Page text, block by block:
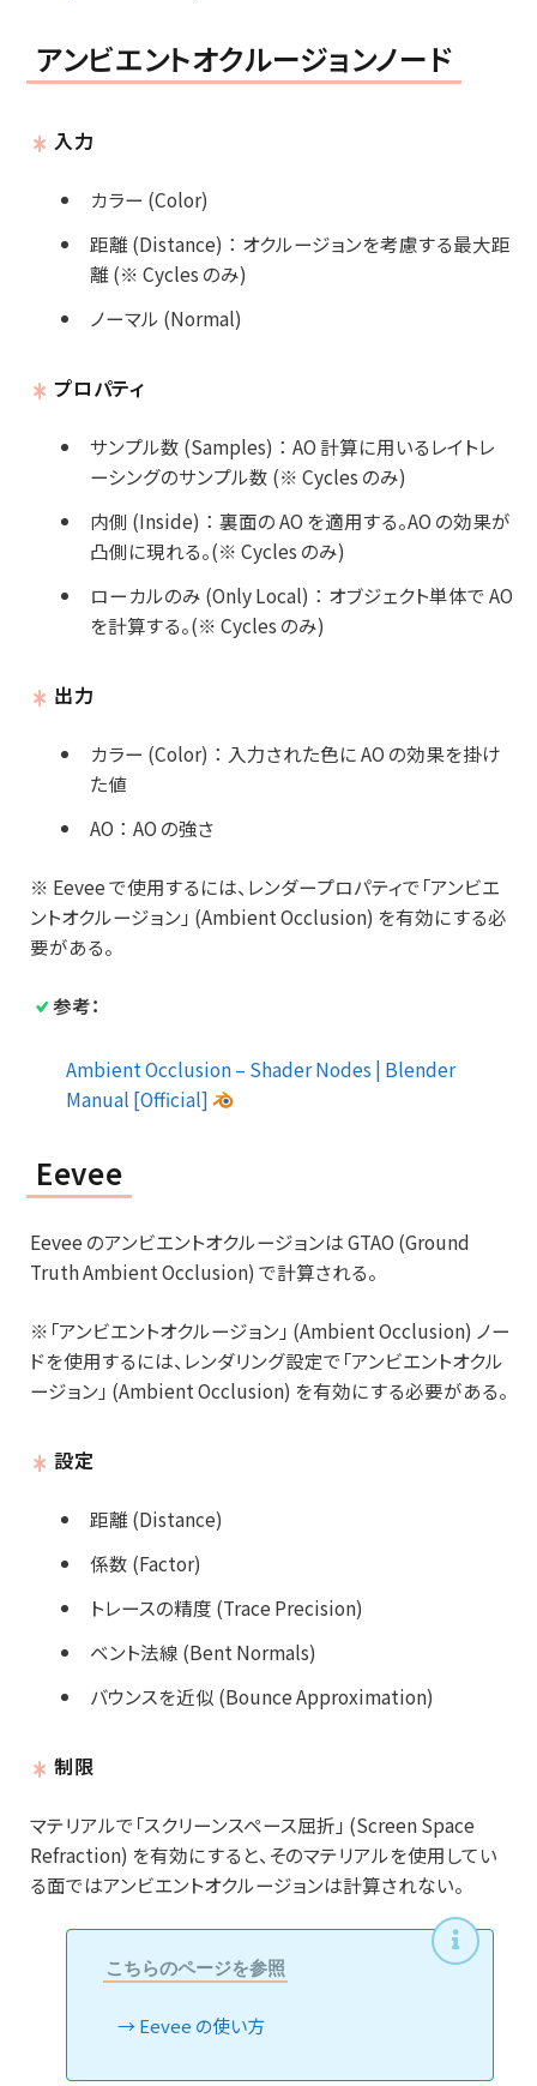
アンビエントオクルージョンノード
入力
カラー (Color)
距離 (Distance) ： オクルージョンを考慮する最大距
離 (※ Cycles のみ)
ノーマル (Normal)
プロパティ
サンプル数 (Samples) ： AO 計算に用いるレイトレ
ーシングのサンプル数 (※ Cycles のみ)
内側 (Inside) ： 裏面の AO を適用する。AO の効果が
凸側に現れる。(※ Cycles のみ)
ローカルのみ (Only Local) ： オブジェクト単体で AO
を計算する。(※ Cycles のみ)
出力
カラー (Color) ： 入力された色に AO の効果を掛け
た値
AO ： AO の強さ
※ Eevee で使用するには、レンダープロパティで「アンビエ
ントオクルージョン」 (Ambient Occlusion) を有効にする必
要がある。
参考：
Ambient Occlusion – Shader Nodes | Blender
Manual [Official]
Eevee
Eevee のアンビエントオクルージョンは GTAO (Ground
Truth Ambient Occlusion) で計算される。
※「アンビエントオクルージョン」 (Ambient Occlusion) ノー
ドを使用するには、レンダリング設定で「アンビエントオクル
ージョン」 (Ambient Occlusion) を有効にする必要がある。
設定
距離 (Distance)
係数 (Factor)
トレースの精度 (Trace Precision)
ベント法線 (Bent Normals)
バウンスを近似 (Bounce Approximation)
制限
マテリアルで「スクリーンスペース屈折」 (Screen Space
Refraction) を有効にすると、そのマテリアルを使用してい
る面ではアンビエントオクルージョンは計算されない。
こちらのページを参照
Eevee の使い方